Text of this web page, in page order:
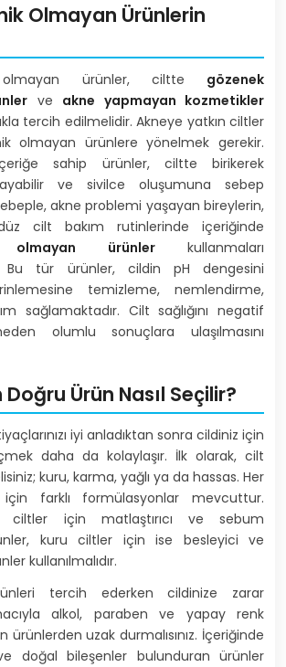
Olmayan Ürünlerin
olmayan ürünler, ciltte gözenek
ve akne yapmayan kozmetikler
tercih edilmelidir. Akneye yatkın ciltler
olmayan ürünlere yönelmek gerekir.
sahip ürünler, ciltte birikerek
ve sivilce oluşumuna sebep
akne problemi yaşayan bireylerin,
cilt bakım rutinlerinde içeriğinde
olmayan ürünlerkullanmaları
Bu tür ürünler, cildin pH dengesini
temizleme, nemlendirme,
sağlamaktadır. Cilt sağlığını negatif
olumlu sonuçlara ulaşılmasını
Ürün Nasıl Seçilir?
iyi anladıktan sonra cildiniz için
daha da kolaylaşır. İlk olarak, cilt
kuru, karma, yağlı ya da hassas. Her
farklı formülasyonlar mevcuttur.
ciltler için matlaştırıcı ve sebum
kuru ciltler için ise besleyici ve
kullanılmalıdır.
tercih ederken cildinize zarar
alkol, paraben ve yapay renk
uzak durmalısınız. İçeriğinde
doğal bileşenler bulunduran ürünler